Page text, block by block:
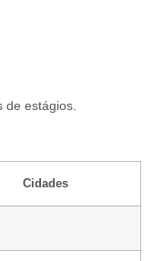
de estágios.
Cidades